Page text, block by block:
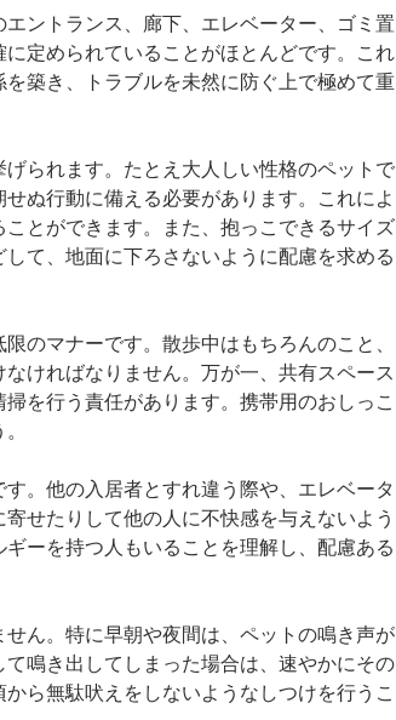
ントランス、廊下、エレベーター、ゴミ置
定められていることがほとんどです。これ
築き、トラブルを未然に防ぐ上で極めて重
られます。たとえ大人しい性格のペットで
ぬ行動に備える必要があります。これによ
とができます。また、抱っこできるサイズ
て、地面に下ろさないように配慮を求める
のマナーです。散歩中はもちろんのこと、
ければなりません。万が一、共有スペース
を行う責任があります。携帯用のおしっこ
。他の入居者とすれ違う際や、エレベータ
せたりして他の人に不快感を与えないよう
ーを持つ人もいることを理解し、配慮ある
ん。特に早朝や夜間は、ペットの鳴き声が
鳴き出してしまった場合は、速やかにその
ら無駄吠えをしないようなしつけを行うこ